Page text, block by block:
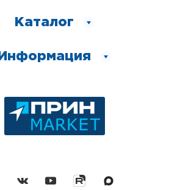
Каталог
Информация